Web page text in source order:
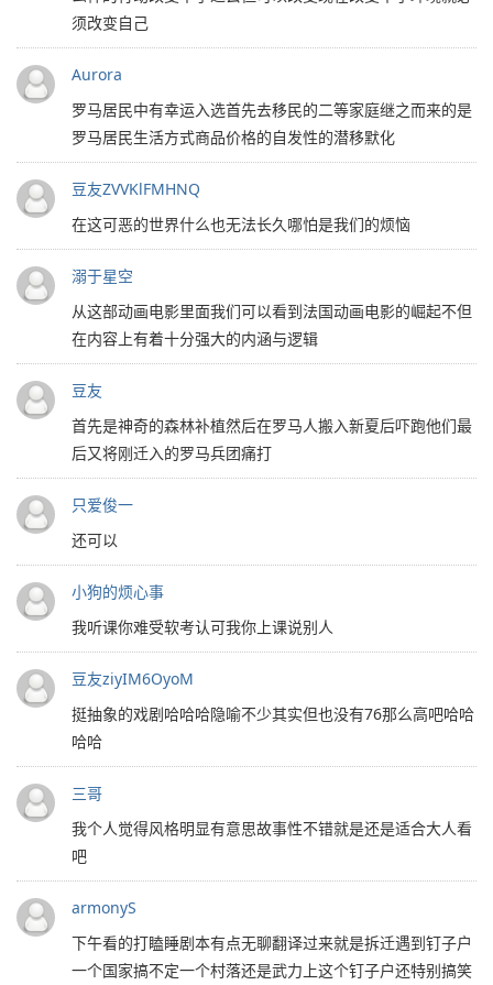
须改变自己
Aurora
罗马居民中有幸运入选首先去移民的二等家庭继之而来的是
罗马居民生活方式商品价格的自发性的潜移默化
豆友ZVVKlFMHNQ
在这可恶的世界什么也无法长久哪怕是我们的烦恼
溺于星空
从这部动画电影里面我们可以看到法国动画电影的崛起不但
在内容上有着十分强大的内涵与逻辑
豆友
首先是神奇的森林补植然后在罗马人搬入新夏后吓跑他们最
后又将刚迁入的罗马兵团痛打
只爱俊一
还可以
小狗的烦心事
我听课你难受软考认可我你上课说别人
豆友ziyIM6OyoM
挺抽象的戏剧哈哈哈隐喻不少其实但也没有76那么高吧哈哈
哈哈
三哥
我个人觉得风格明显有意思故事性不错就是还是适合大人看
吧
armonyS
下午看的打瞌睡剧本有点无聊翻译过来就是拆迁遇到钉子户
一个国家搞不定一个村落还是武力上这个钉子户还特别搞笑